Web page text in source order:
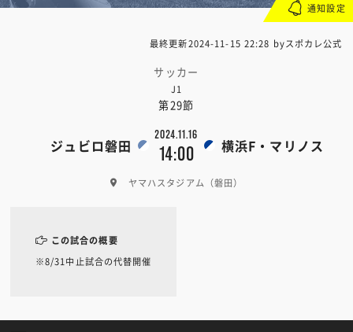
最終更新2024-11-15 22:28 byスポカレ公式
サッカー
J1
第29節
ジュビロ磐田
2024.11.16
14:00 横浜F・マリノス
ヤマハスタジアム（磐田）
通知設定
この試合の概要
※8/31中止試合の代替開催